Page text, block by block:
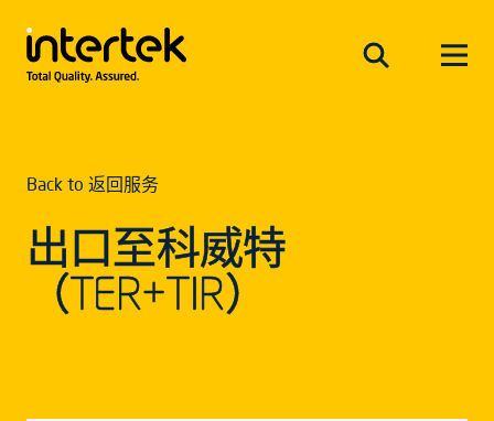
Back to 返回服务
出口至科威特
（TER+TIR）